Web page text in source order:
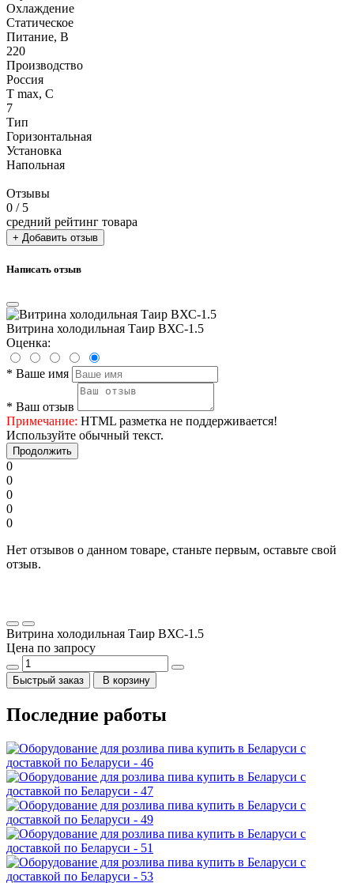
Охлаждение
Статическое
Питание, В
220
Производство
Россия
Т max, С
7
Тип
Горизонтальная
Установка
Напольная
Отзывы
0 / 5
средний рейтинг товара
+ Добавить отзыв
Написать отзыв
Витрина холодильная Таир ВХС-1.5
Оценка:
* Ваше имя
* Ваш отзыв
Примечание: HTML разметка не поддерживается!
Используйте обычный текст.
Продолжить
0
0
0
0
0
Нет отзывов о данном товаре, станьте первым, оставьте свой
отзыв.
Витрина холодильная Таир ВХС-1.5
Цена по запросу
Быстрый заказ В корзину
Последние работы